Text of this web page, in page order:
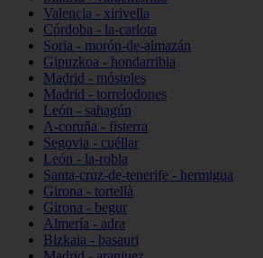
Valencia - xirivella
Córdoba - la-carlota
Soria - morón-de-almazán
Gipuzkoa - hondarribia
Madrid - móstoles
Madrid - torrelodones
León - sahagún
A-coruña - fisterra
Segovia - cuéllar
León - la-robla
Santa-cruz-de-tenerife - hermigua
Girona - tortellà
Girona - begur
Almería - adra
Bizkaia - basauri